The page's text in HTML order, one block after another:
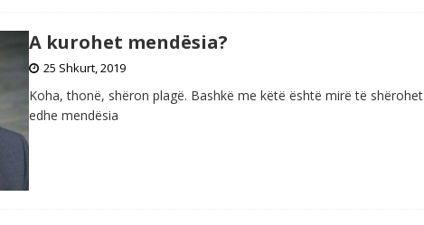
A kurohet mendësia?
25 Shkurt, 2019
Koha, thonë, shëron plagë. Bashkë me këtë është mirë të shërohet
edhe mendësia